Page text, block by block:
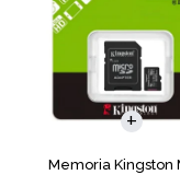
Memoria Kingston